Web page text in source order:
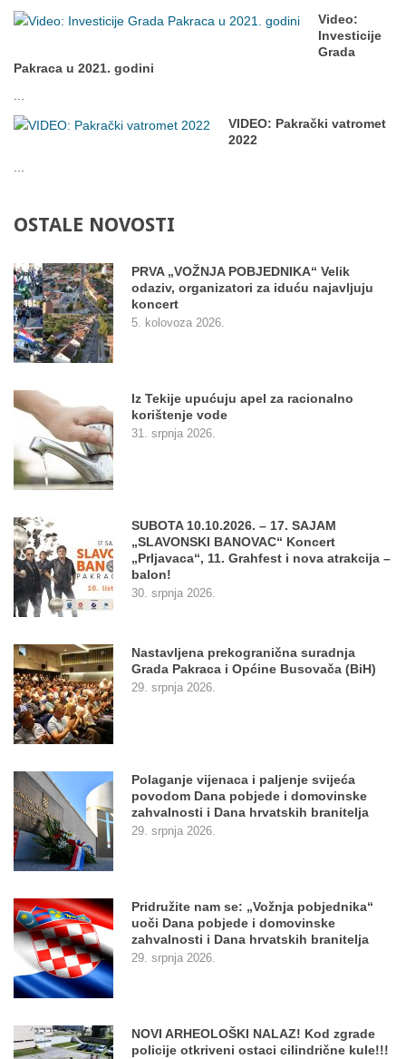
Video:
Investicije
Grada
Pakraca u 2021. godini
...
VIDEO: Pakrački vatromet
2022
...
OSTALE NOVOSTI
PRVA „VOŽNJA POBJEDNIKA“ Velik
odaziv, organizatori za iduću najavljuju
koncert
5. kolovoza 2026.
Iz Tekije upućuju apel za racionalno
korištenje vode
31. srpnja 2026.
SUBOTA 10.10.2026. – 17. SAJAM
„SLAVONSKI BANOVAC“ Koncert
„Prljavaca“, 11. Grahfest i nova atrakcija –
balon!
30. srpnja 2026.
Nastavljena prekogranična suradnja
Grada Pakraca i Općine Busovača (BiH)
29. srpnja 2026.
Polaganje vijenaca i paljenje svijeća
povodom Dana pobjede i domovinske
zahvalnosti i Dana hrvatskih branitelja
29. srpnja 2026.
Pridružite nam se: „Vožnja pobjednika“
uoči Dana pobjede i domovinske
zahvalnosti i Dana hrvatskih branitelja
29. srpnja 2026.
NOVI ARHEOLOŠKI NALAZ! Kod zgrade
policije otkriveni ostaci cilindrične kule!!!